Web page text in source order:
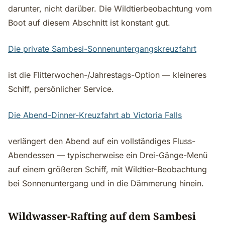
darunter, nicht darüber. Die Wildtierbeobachtung vom
Boot auf diesem Abschnitt ist konstant gut.
Die private Sambesi-Sonnenuntergangskreuzfahrt
ist die Flitterwochen-/Jahrestags-Option — kleineres
Schiff, persönlicher Service.
Die Abend-Dinner-Kreuzfahrt ab Victoria Falls
verlängert den Abend auf ein vollständiges Fluss-
Abendessen — typischerweise ein Drei-Gänge-Menü
auf einem größeren Schiff, mit Wildtier-Beobachtung
bei Sonnenuntergang und in die Dämmerung hinein.
Wildwasser-Rafting auf dem Sambesi